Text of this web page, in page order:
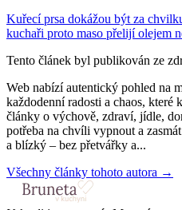
Kuřecí prsa dokážou být za
kuchaři proto maso přelijí olejem
Tento článek byl publikován ze
Web nabízí autentický pohled na
každodenní radosti a chaos, které
články o výchově, zdraví, jídle,
potřeba na chvíli vypnout a
a blízký – bez přetvářky a...
Všechny články tohoto autora →